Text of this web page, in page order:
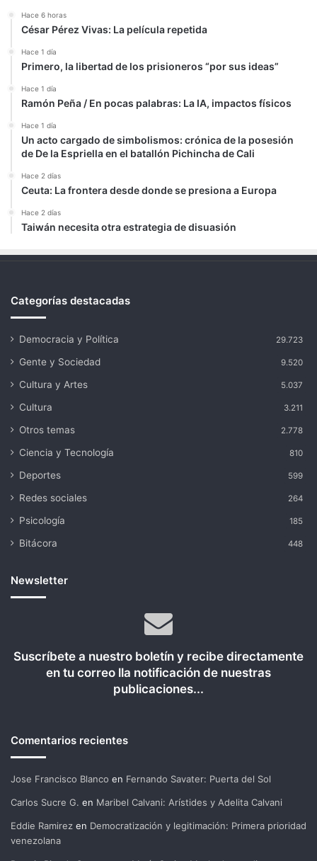
Hace 6 horas
César Pérez Vivas: La película repetida
Hace 1 día
Primero, la libertad de los prisioneros “por sus ideas”
Hace 1 día
Ramón Peña / En pocas palabras: La IA, impactos físicos
Hace 1 día
Un acto cargado de simbolismos: crónica de la posesión
de De la Espriella en el batallón Pichincha de Cali
Hace 2 días
Ceuta: La frontera desde donde se presiona a Europa
Hace 2 días
Taiwán necesita otra estrategia de disuasión
Categorías destacadas
Democracia y Política 29.723
Gente y Sociedad 9.520
Cultura y Artes 5.037
Cultura 3.211
Otros temas 2.778
Ciencia y Tecnología 810
Deportes 599
Redes sociales 264
Psicología 185
Bitácora 448
Newsletter
Suscríbete a nuestro boletín y recibe directamente
en tu correo lla notificación de nuestras
publicaciones...
Comentarios recientes
Jose Francisco Blanco en Fernando Savater: Puerta del Sol
Carlos Sucre G. en Maribel Calvani: Arístides y Adelita Calvani
Eddie Ramirez en Democratización y legitimación: Primera prioridad
venezolana